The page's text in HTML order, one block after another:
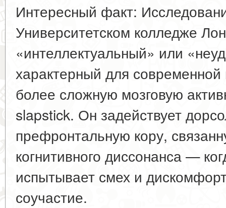
Интересный факт:
Университетском колледже
«интеллектуальный» или
характерный для
более сложную мозговую
slapstick. Он задействует
префронтальную кору,
когнитивного диссонанса —
испытывает смех и
соучастие.